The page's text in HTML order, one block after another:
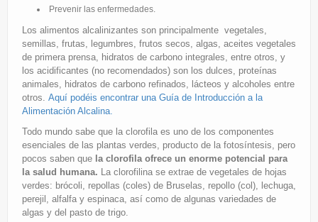
Prevenir las enfermedades.
Los alimentos alcalinizantes son principalmente vegetales,
semillas, frutas, legumbres, frutos secos, algas, aceites vegetales
de primera prensa, hidratos de carbono integrales, entre otros, y
los acidificantes (no recomendados) son los dulces, proteínas
animales, hidratos de carbono refinados, lácteos y alcoholes entre
otros. Aquí podéis encontrar una Guía de Introducción a la
Alimentación Alcalina.
Todo mundo sabe que la clorofila es uno de los componentes
esenciales de las plantas verdes, producto de la fotosíntesis, pero
pocos saben que la clorofila ofrece un enorme potencial para
la salud humana. La clorofilina se extrae de vegetales de hojas
verdes: brócoli, repollas (coles) de Bruselas, repollo (col), lechuga,
perejil, alfalfa y espinaca, así como de algunas variedades de
algas y del pasto de trigo.